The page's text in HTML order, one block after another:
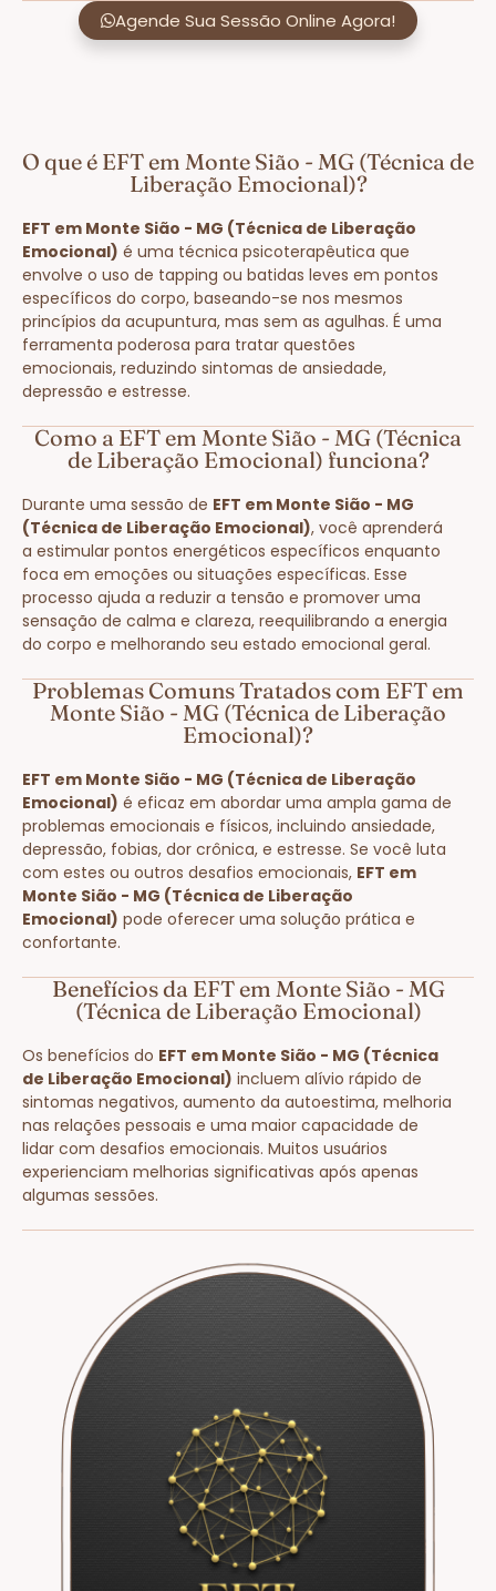
Agende Sua Sessão Online Agora!
O que é EFT em Monte Sião - MG (Técnica de
Liberação Emocional)?
EFT em Monte Sião - MG (Técnica de Liberação
Emocional) é uma técnica psicoterapêutica que
envolve o uso de tapping ou batidas leves em pontos
específicos do corpo, baseando-se nos mesmos
princípios da acupuntura, mas sem as agulhas. É uma
ferramenta poderosa para tratar questões
emocionais, reduzindo sintomas de ansiedade,
depressão e estresse.
Como a EFT em Monte Sião - MG (Técnica
de Liberação Emocional) funciona?
Durante uma sessão de EFT em Monte Sião - MG
(Técnica de Liberação Emocional), você aprenderá
a estimular pontos energéticos específicos enquanto
foca em emoções ou situações específicas. Esse
processo ajuda a reduzir a tensão e promover uma
sensação de calma e clareza, reequilibrando a energia
do corpo e melhorando seu estado emocional geral.
Problemas Comuns Tratados com EFT em
Monte Sião - MG (Técnica de Liberação
Emocional)?
EFT em Monte Sião - MG (Técnica de Liberação
Emocional) é eficaz em abordar uma ampla gama de
problemas emocionais e físicos, incluindo ansiedade,
depressão, fobias, dor crônica, e estresse. Se você luta
com estes ou outros desafios emocionais, EFT em
Monte Sião - MG (Técnica de Liberação
Emocional) pode oferecer uma solução prática e
confortante.
Benefícios da EFT em Monte Sião - MG
(Técnica de Liberação Emocional)
Os benefícios do EFT em Monte Sião - MG (Técnica
de Liberação Emocional) incluem alívio rápido de
sintomas negativos, aumento da autoestima, melhoria
nas relações pessoais e uma maior capacidade de
lidar com desafios emocionais. Muitos usuários
experienciam melhorias significativas após apenas
algumas sessões.